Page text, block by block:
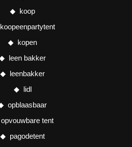
koop
koopeenpartytent
kopen
leen bakker
leenbakker
lidl
opblaasbaar
opvouwbare tent
pagodetent